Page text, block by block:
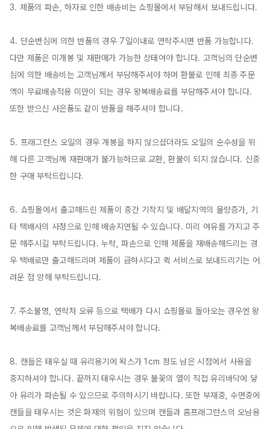
3. 제품의 파손, 하자로 인한 배송비는 쇼핑몰에서 부담해서 보내드립니다.
4. 단순변심에 의한 반품의 경우 7일이내로 연락주시면 반품 가능합니다.
다만 제품은 미개봉 및 재판매가 가능한 상태여야 합니다. 고객님의 단순변
심에 의한 배송비는 고객님께서 부담해주셔야 하며 환불로 인해 최종 주문
액이 무료배송적용 미만이 되는 경우 왕복배송료를 부담해주셔야 합니다.
또한 받으신 사은품도 같이 반품을 해주셔야 합니다.
5. 프래그런스 오일의 경우 개봉을 하지 않으셨더라도 오일의 순수성을 위
해 다른 고객님께 재판매가 불가능하므로 교환, 환불이 되지 않습니다. 신중
한 구매 부탁드립니다.
6. 쇼핑몰에서 출고해드린 제품이 중간 기착지 및 배달지역의 물량증가, 기
타 택배사의 사정으로 인해 배송지연될 수 있습니다. 미리 여유를 가지고 주
문 해주시길 부탁드립니다. 누락, 파손으로 인해 제품을 재배송해드리는 경
우 택배로만 출고해드리며 제품이 급하시다고 퀵 서비스로 보내드리기는 어
려운 점 양해 부탁드립니다.
7. 주소불명, 연락처 오류 등으로 택배가 다시 쇼핑몰로 돌아오는 경우엔 왕
복배송료를 고객님께서 부담해주셔야 합니다.
8. 캔들은 태우실 때 유리용기에 왁스가 1cm 정도 남은 시점에서 사용을
중지하셔야 합니다. 끝까지 태우시는 경우 불꽃의 열이 직접 유리바닥에 닿
아 유리가 파손될 수 있으므로 주의하시기 바랍니다. 또한 부재중, 수면중에
캔들을 태우시는 것은 화재의 위험이 있으며 캔들과 홈프래그런스의 오남용